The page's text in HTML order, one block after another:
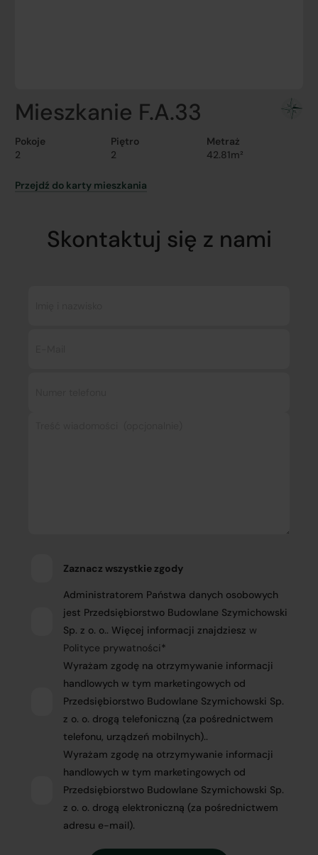
Mieszkanie F.A.33
Pokoje
2
Piętro
2
Metraż
42.81m²
Przejdź do karty mieszkania
Skontaktuj się z nami
Zaznacz wszystkie zgody
Administratorem Państwa danych osobowych
jest Przedsiębiorstwo Budowlane Szymichowski
Sp. z o. o.. Więcej informacji znajdziesz w
Polityce prywatności*
Wyrażam zgodę na otrzymywanie informacji
handlowych w tym marketingowych od
Przedsiębiorstwo Budowlane Szymichowski Sp.
z o. o. drogą telefoniczną (za pośrednictwem
telefonu, urządzeń mobilnych)..
Wyrażam zgodę na otrzymywanie informacji
handlowych w tym marketingowych od
Przedsiębiorstwo Budowlane Szymichowski Sp.
z o. o. drogą elektroniczną (za pośrednictwem
adresu e-mail).